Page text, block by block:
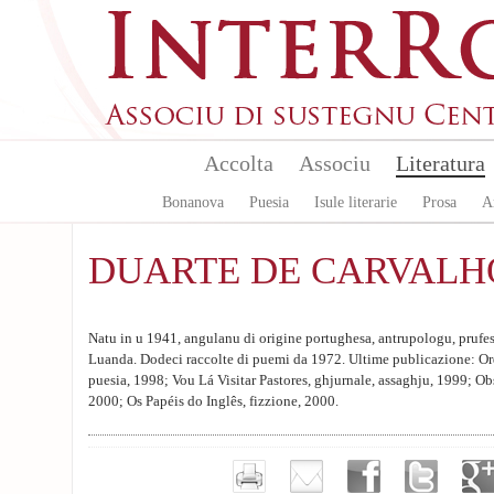
Accolta Associu Literatura
Bonanova Puesia Isule literarie Prosa
DUARTE DE
Natu in u 1941, angulanu di origine portughesa, antrupologu,
Luanda. Dodeci raccolte di puemi da 1972. Ultime publicazione:
puesia, 1998; Vou Lá Visitar Pastores, ghjurnale, assaghju, 1999;
2000; Os Papéis do Inglês, fizzione, 2000.